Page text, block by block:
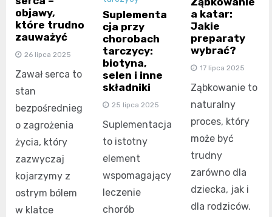
objawy,
które trudno
zauważyć
26 lipca 2025
Zawał serca to
stan
bezpośrednieg
o zagrożenia
życia, który
zazwyczaj
kojarzymy z
ostrym bólem
w klatce
Suplementa
cja przy
chorobach
tarczycy:
biotyna,
selen i inne
składniki
25 lipca 2025
Suplementacja
to istotny
element
wspomagający
leczenie
chorób
a katar:
Jakie
preparaty
wybrać?
17 lipca 2025
Ząbkowanie to
naturalny
proces, który
może być
trudny
zarówno dla
dziecka, jak i
dla rodziców.